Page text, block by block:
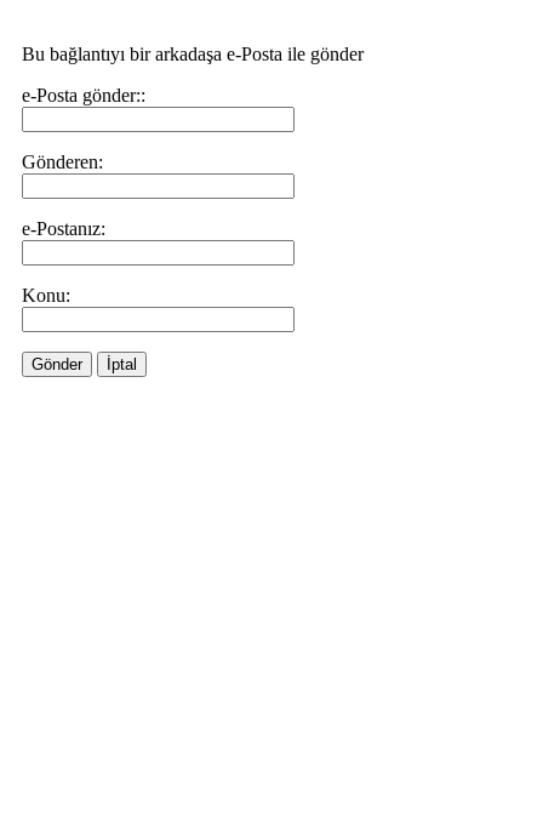
Bu bağlantıyı bir arkadaşa e-Posta ile gönder
e-Posta gönder::
Gönderen:
e-Postanız:
Konu:
Gönder İptal